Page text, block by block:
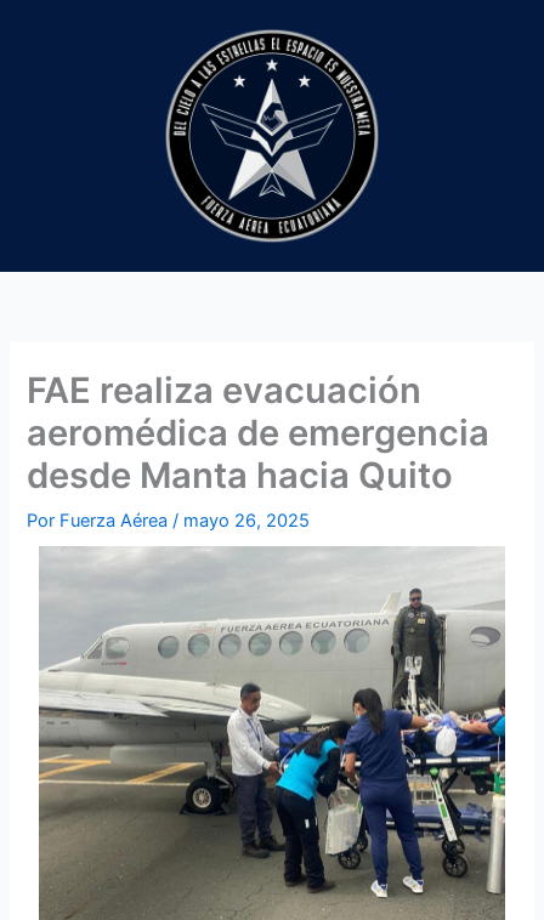
FAE realiza evacuación
aeromédica de emergencia
desde Manta hacia Quito
Por Fuerza Aérea/ mayo 26, 2025